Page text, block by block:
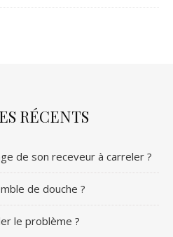
RÉCENTS
de son receveur à carreler ?
de douche ?
le problème ?